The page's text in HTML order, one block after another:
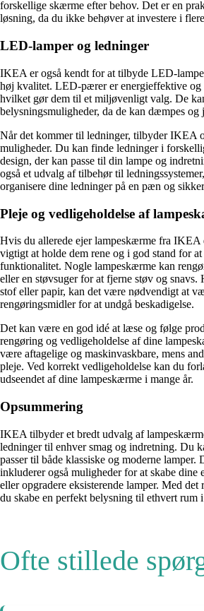
forskellige skærme efter behov. Det er en
løsning, da du ikke behøver at investere i
LED-lamper og ledninger
IKEA er også kendt for at tilbyde LED-
høj kvalitet. LED-pærer er energieffektive og
hvilket gør dem til et miljøvenligt valg. De
belysningsmuligheder, da de kan dæmpes og
Når det kommer til ledninger, tilbyder IKEA
muligheder. Du kan finde ledninger i
design, der kan passe til din lampe og
også et udvalg af tilbehør til
organisere dine ledninger på en pæn og
Pleje og vedligeholdelse af
Hvis du allerede ejer lampeskærme fra IKEA
vigtigt at holde dem rene og i god stand for
funktionalitet. Nogle lampeskærme kan
eller en støvsuger for at fjerne støv og
stof eller papir, kan det være nødvendigt at
rengøringsmidler for at undgå beskadigelse.
Det kan være en god idé at læse og følge
rengøring og vedligeholdelse af dine
være aftagelige og maskinvaskbare, mens
pleje. Ved korrekt vedligeholdelse kan du
udseendet af dine lampeskærme i mange år.
Opsummering
IKEA tilbyder et bredt udvalg af
ledninger til enhver smag og indretning. Du
passer til både klassiske og moderne lamper.
inkluderer også muligheder for at skabe dine
eller opgradere eksisterende lamper. Med
du skabe en perfekt belysning til ethvert rum
Ofte stillede